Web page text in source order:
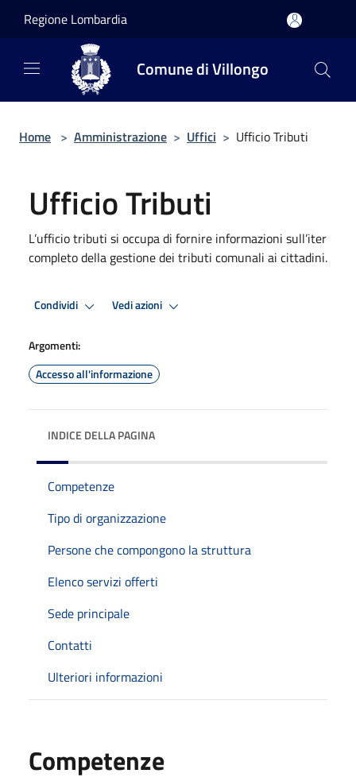
Regione Lombardia
Comune di Villongo
Home > Amministrazione > Uffici > Ufficio Tributi
Ufficio Tributi
L’ufficio tributi si occupa di fornire informazioni sull’iter
completo della gestione dei tributi comunali ai cittadini.
Condividi Vedi azioni
Argomenti:
Accesso all'informazione
INDICE DELLA PAGINA
Competenze
Tipo di organizzazione
Persone che compongono la struttura
Elenco servizi offerti
Sede principale
Contatti
Ulteriori informazioni
Competenze